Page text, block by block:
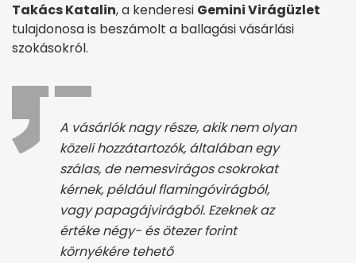
Takács Katalin, a kenderesi Gemini Virágüzlet
tulajdonosa is beszámolt a ballagási vásárlási
szokásokról.
A vásárlók nagy része, akik nem olyan
közeli hozzátartozók, általában egy
szálas, de nemesvirágos csokrokat
kérnek, például flamingóvirágból,
vagy papagájvirágból. Ezeknek az
értéke négy- és ötezer forint
környékére tehető